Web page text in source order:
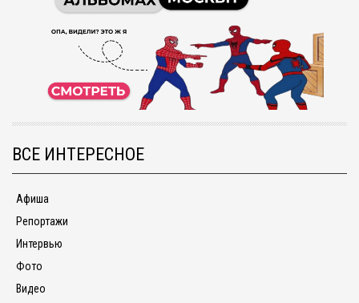
ВСЕ ИНТЕРЕСНОЕ
Афиша
Репортажи
Интервью
Фото
Видео